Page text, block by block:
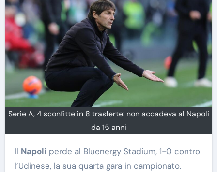
Serie A, 4 sconfitte in 8 trasferte: non accadeva al Napoli
da 15 anni
Il Napoli perde al Bluenergy Stadium, 1-0 contro
l’Udinese, la sua quarta gara in campionato.